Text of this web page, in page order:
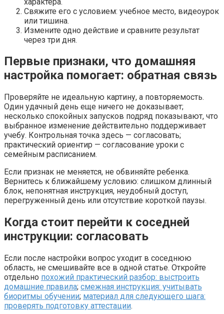
Свяжите его с условием: учебное место, видеоурок
или тишина.
Измените одно действие и сравните результат
через три дня.
Первые признаки, что домашняя
настройка помогает: обратная связь
Проверяйте не идеальную картину, а повторяемость.
Один удачный день еще ничего не доказывает;
несколько спокойных запусков подряд показывают, что
выбранное изменение действительно поддерживает
учебу. Контрольная точка здесь — согласовать;
практический ориентир — согласование уроки с
семейным расписанием.
Если признак не меняется, не обвиняйте ребенка.
Вернитесь к ближайшему условию: слишком длинный
блок, непонятная инструкция, неудобный доступ,
перегруженный день или отсутствие короткой паузы.
Когда стоит перейти к соседней
инструкции: согласовать
Если после настройки вопрос уходит в соседнюю
область, не смешивайте все в одной статье. Откройте
отдельно похожий практический разбор: выстроить
домашние правила; смежная инструкция: учитывать
биоритмы обучении; материал для следующего шага:
проверять подготовку аттестации.